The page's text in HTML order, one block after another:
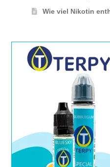
Wie viel Nikotin